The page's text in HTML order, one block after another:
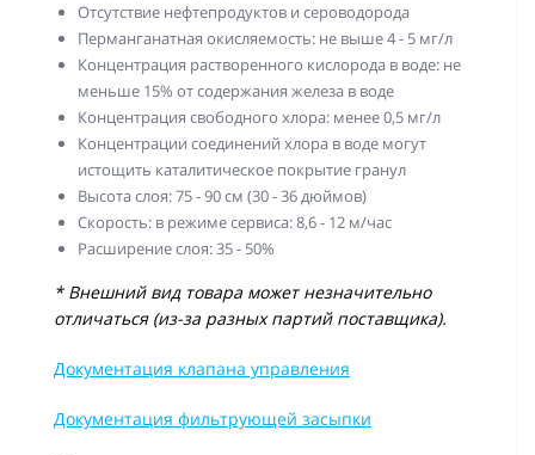
Отсутствие нефтепродуктов и сероводорода
Перманганатная окисляемость: не выше 4 - 5 мг/л
Концентрация растворенного кислорода в воде: не
меньше 15% от содержания железа в воде
Концентрация свободного хлора: менее 0,5 мг/л
Концентрации соединений хлора в воде могут
истощить каталитическое покрытие гранул
Высота слоя: 75 - 90 см (30 - 36 дюймов)
Скорость: в режиме сервиса: 8,6 - 12 м/час
Расширение слоя: 35 - 50%
* Внешний вид товара может незначительно
отличаться (из-за разных партий поставщика).
Документация клапана управления
Документация фильтрующей засыпки